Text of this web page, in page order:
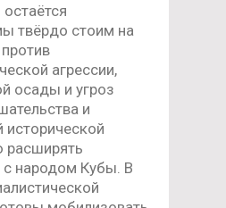
твёрдо стоим на
агрессии,
осады и угроз
и
исторической
расширять
с народом Кубы. В